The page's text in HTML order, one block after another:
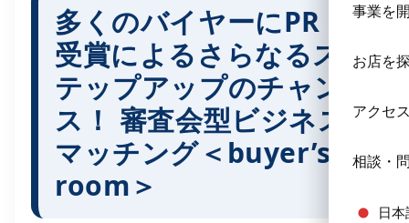
事業を
お店を
アクセ
相談・
日
多くのバイヤーにPR ＆
受賞によるさらなるス
テップアップのチャン
ス！ 審査会型ビジネス
マッチング＜buyer’s
room＞